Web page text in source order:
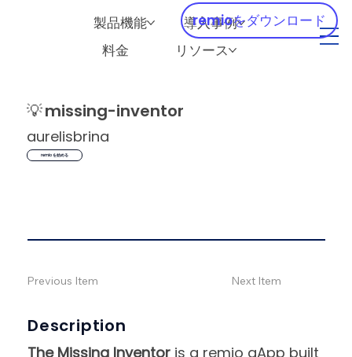
製品機能
導入事例
料金
リソース
remioをダウンロード
💡missing-inventor
aurelisbrina
remio を始める
Description
The Missing Inventor is a remio aApp built
Previous Item Next Item